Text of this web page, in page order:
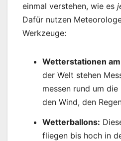
einmal verstehen, wie es
Dafür nutzen
Werkzeuge:
Wetterstationen
der Welt stehen
messen rund um
den Wind, den
Wetterballons:
fliegen bis hoch in